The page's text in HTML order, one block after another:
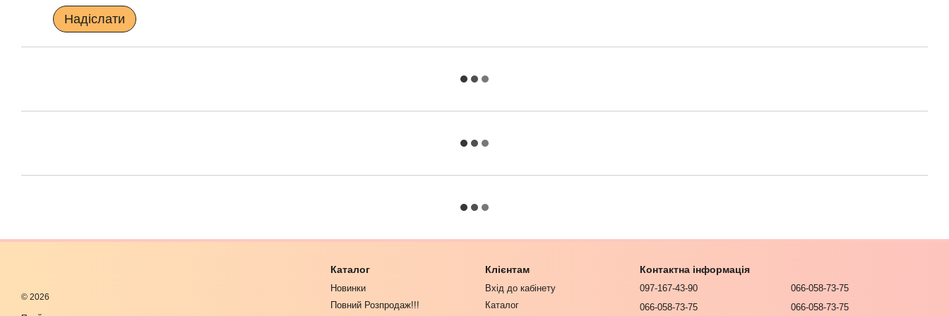
Надіслати
© 2026
Каталог
Новинки
Повний Розпродаж!!!
Клієнтам
Вхід до кабінету
Каталог
Контактна інформація
097-167-43-90
066-058-73-75
066-058-73-75
066-058-73-75